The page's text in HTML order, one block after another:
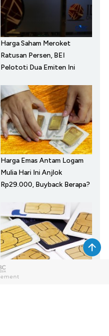
Harga Saham Meroket
Ratusan Persen, BEI
Pelototi Dua Emiten Ini
Harga Emas Antam Logam
Mulia Hari Ini Anjlok
Rp29.000, Buyback Berapa?
Pengganti Skor Kredit,